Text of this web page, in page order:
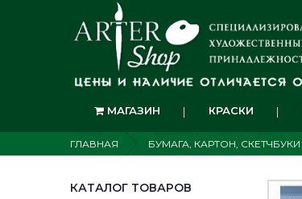
МАГАЗИН КРАСКИ
ГЛАВНАЯ БУМАГА, КАРТОН, СКЕТЧБУКИ
КАТАЛОГ ТОВАРОВ